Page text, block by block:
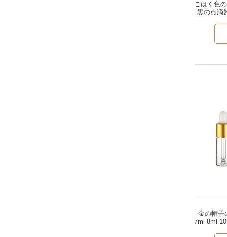
こはく色
黒の点滴
金の帽子
7ml 8ml